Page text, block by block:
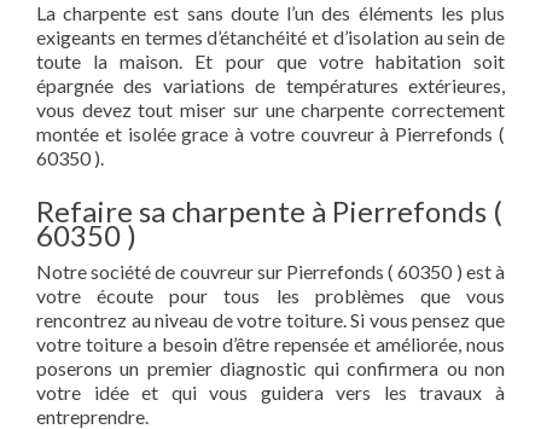
La charpente est sans doute l’un des éléments les plus
exigeants en termes d’étanchéité et d’isolation au sein de
toute la maison. Et pour que votre habitation soit
épargnée des variations de températures extérieures,
vous devez tout miser sur une charpente correctement
montée et isolée grace à votre couvreur à Pierrefonds (
60350 ).
Refaire sa charpente à Pierrefonds (
60350 )
Notre société de couvreur sur Pierrefonds ( 60350 ) est à
votre écoute pour tous les problèmes que vous
rencontrez au niveau de votre toiture. Si vous pensez que
votre toiture a besoin d’être repensée et améliorée, nous
poserons un premier diagnostic qui confirmera ou non
votre idée et qui vous guidera vers les travaux à
entreprendre.